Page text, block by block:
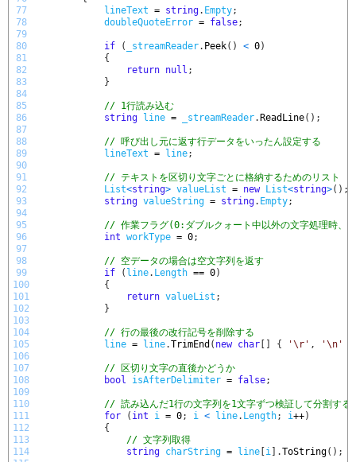
77
78
79
80
81
82
83
84
85
86
87
88
89
90
91
92
93
94
95
96
97
98
99
100
101
102
103
104
105
106
107
108
109
110
111
112
113
114
lineText = string. Empty;
doubleQuoteError = false;
if ( _streamReader. Peek( ) < 0)
{
return null ;
}
// 1行読み込む
string
line = _streamReader. ReadLine( ) ;
// 呼び出し元に返す行データをいったん設定する
lineText = line;
// テキストを区切り文字ごとに格納するためのリスト
List<string> valueList = new List<string>( ) ;
string valueString = string. Empty;
// 作業フラグ(0:ダブルクォート中以外の文字処理時、
int workType = 0;
// 空データの場合は空文字列を返す
if
( line. Length == 0)
{
return valueList ;
}
// 行の最後の改行記号を削除する
line = line.TrimEnd ( new char { '\r' , '\n'
// 区切り文字の直後かどうか
bool
isAfterDelimiter = false;
// 読み込んだ1行の文字列を1文字ずつ検証して分割する
for
( int i = 0; i < line. Length; i++)
{
// 文字列取得
string charString = line i .ToString( ) ;